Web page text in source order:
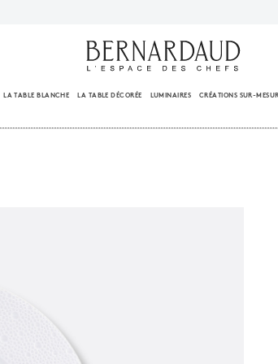
LA TABLE BLANCHE LA TABLE DÉCORÉE LUMINAIRES CRÉATIONS SUR-